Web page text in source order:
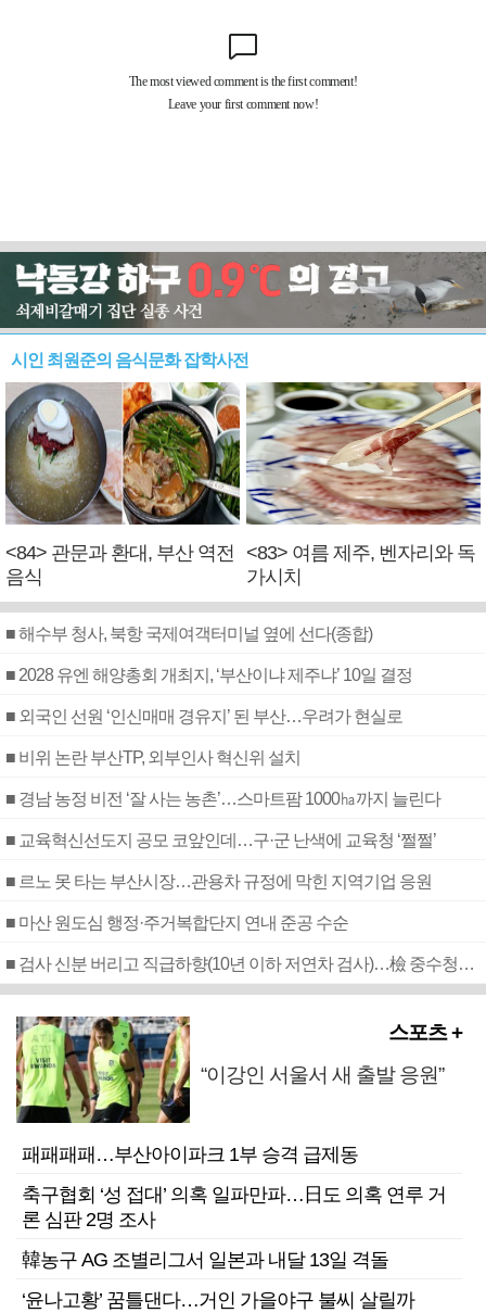
시인 최원준의 음식문화 잡학사전
<84> 관문과 환대, 부산 역전
음식
<83> 여름 제주, 벤자리와 독
가시치
■ 해수부 청사, 북항 국제여객터미널 옆에 선다(종합)
■ 2028 유엔 해양총회 개최지, ‘부산이냐 제주냐’ 10일 결정
■ 외국인 선원 ‘인신매매 경유지’ 된 부산…우려가 현실로
■ 비위 논란 부산TP, 외부인사 혁신위 설치
■ 경남 농정 비전 ‘잘 사는 농촌’…스마트팜 1000㏊까지 늘린다
■ 교육혁신선도지 공모 코앞인데…구·군 난색에 교육청 ‘쩔쩔’
■ 르노 못 타는 부산시장…관용차 규정에 막힌 지역기업 응원
■ 마산 원도심 행정·주거복합단지 연내 준공 수순
■ 검사 신분 버리고 직급하향(10년 이하 저연차 검사)…檢 중수청행 기피
스포츠 +
“이강인 서울서 새 출발 응원”
패패패패…부산아이파크 1부 승격 급제동
축구협회 ‘성 접대’ 의혹 일파만파…日도 의혹 연루 거
론 심판 2명 조사
韓농구 AG 조별리그서 일본과 내달 13일 격돌
‘윤나고황’ 꿈틀댄다…거인 가을야구 불씨 살릴까